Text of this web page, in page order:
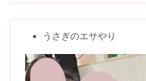
うさぎのエサやり